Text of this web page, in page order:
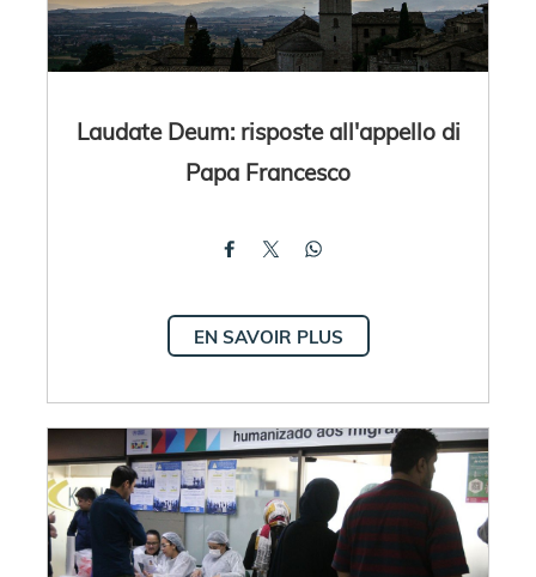
Laudate Deum: risposte all'appello di
Papa Francesco
EN SAVOIR PLUS